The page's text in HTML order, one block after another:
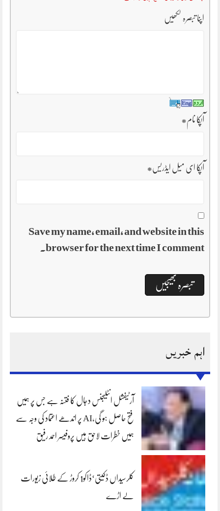
اپنا تبصرہ لکھیں
آپکا نام*
آپکا ای میل ایڈریس*
Save my name, email, and website in this
browser for the next time I comment.
اہم خبریں
آرٹیفشل انٹلیجنس دجال کا فتنہ ہے جس پر ہمیں
فتح حاصل ہو گی،AI پر اندھے اعتماد کی وجہ سے
ہمیں خطرات لاحق ہیں پروفیسر احمد رفیق
کلرسیداں ڈکیتی‘ڈاکو1 کروڑ کے طلائی زیورات
لے اڑے